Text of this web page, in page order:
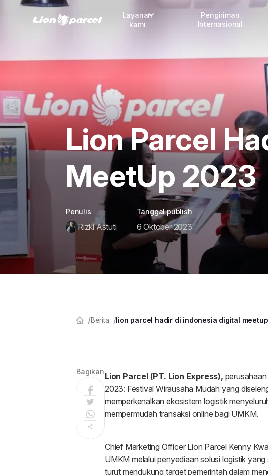
Layanan
kami
Fulfillment
Korporasi
Daftar jadi Mitra
Lacak pendaftaran Mitra
Pengiriman
Internasional
Lion Parcel
MeetUp 2023
Penulis
Rizki Astuti
Tanggal publish
6 Oktober 2023
Berita lion parcel hadir di indonesia digital
Bagikan